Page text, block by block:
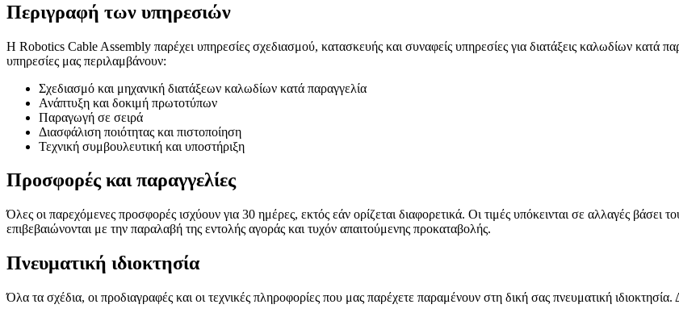
Περιγραφή των υπηρεσιών
Η Robotics Cable Assembly παρέχει υπηρεσίες σχεδιασμού, κατασκευής και συναφείς υπηρεσίες για διατάξεις καλωδίων κατά
υπηρεσίες μας περιλαμβάνουν:
Σχεδιασμό και μηχανική διατάξεων καλωδίων κατά παραγγελία
Ανάπτυξη και δοκιμή πρωτοτύπων
Παραγωγή σε σειρά
Διασφάλιση ποιότητας και πιστοποίηση
Τεχνική συμβουλευτική και υποστήριξη
Προσφορές και παραγγελίες
Όλες οι παρεχόμενες προσφορές ισχύουν για 30 ημέρες, εκτός εάν ορίζεται διαφορετικά. Οι τιμές υπόκεινται σε αλλαγές
επιβεβαιώνονται με την παραλαβή της εντολής αγοράς και τυχόν απαιτούμενης προκαταβολής.
Πνευματική ιδιοκτησία
Όλα τα σχέδια, οι προδιαγραφές και οι τεχνικές πληροφορίες που μας παρέχετε παραμένουν στη δική σας πνευματική